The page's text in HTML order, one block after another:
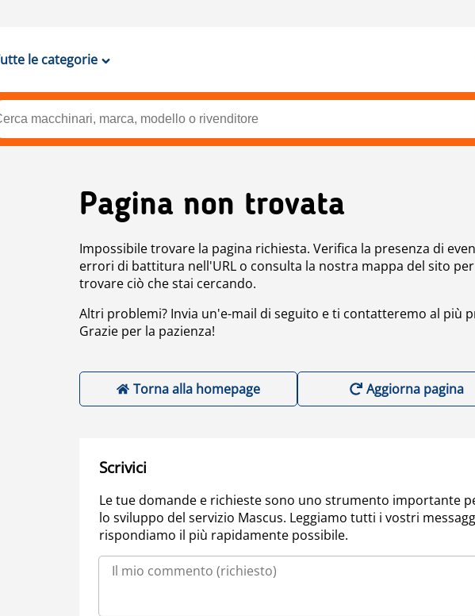
le categorie
Pagina non trovata
Impossibile trovare la pagina richiesta. Verifica la presenza di
errori di battitura nell'URL o consulta la nostra mappa del sito per
trovare ciò che stai cercando.
Altri problemi? Invia un'e-mail di seguito e ti contatteremo al più
Grazie per la pazienza!
Torna alla homepage Aggiorna pagina
Scrivici
Le tue domande e richieste sono uno strumento importante
lo sviluppo del servizio Mascus. Leggiamo tutti i vostri
rispondiamo il più rapidamente possibile.